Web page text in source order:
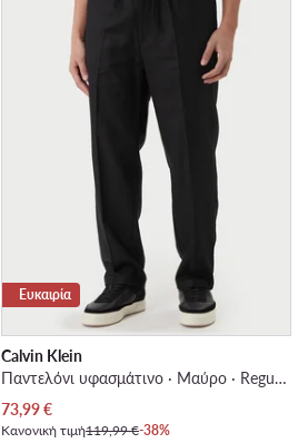
Ευκαιρία
Calvin Klein
Παντελόνι υφασμάτινο · Μαύρο · Regular Fit
Τρέχουσα τιμή
73,99€
Κανονική τιμή119,99 €-38%